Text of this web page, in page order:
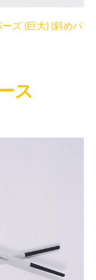
ズ (巨大) (斜めパ
ス